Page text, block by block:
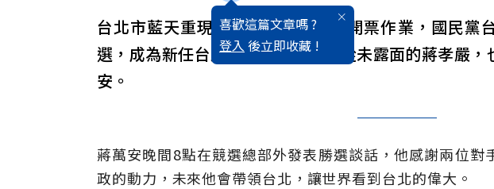
喜歡這篇文章嗎 ?
登入 後立即收藏 !
台北市藍天重現！歷經四個小時的開票作業，國民黨
選，成為新任台北市長。整場選戰從未露面的蔣孝嚴
安。
蔣萬安晚間8點在競選總部外發表勝選談話，他感謝兩位對
政的動力，未來他會帶領台北，讓世界看到台北的偉大。